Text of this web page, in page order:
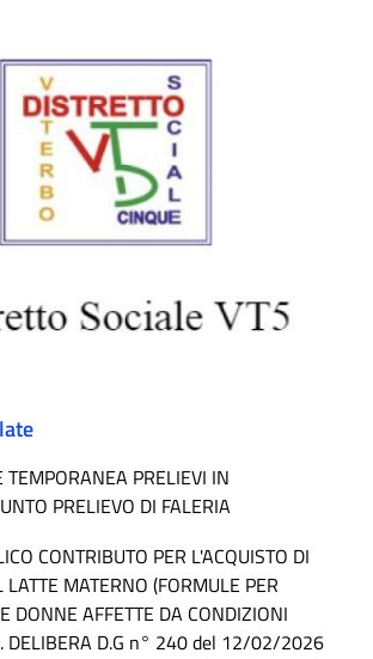
TEMPORANEA PRELIEVI IN
PRELIEVO DI FALERIA
CONTRIBUTO PER L'ACQUISTO DI
LATTE MATERNO (FORMULE PER
DONNE AFFETTE DA CONDIZIONI
DELIBERA D.G n° 240 del 12/02/2026